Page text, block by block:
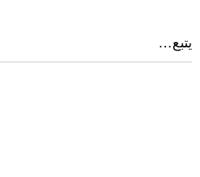
يتبع…